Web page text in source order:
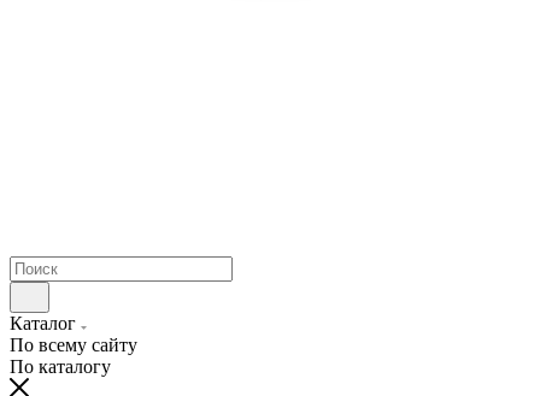
Каталог
По всему сайту
По каталогу